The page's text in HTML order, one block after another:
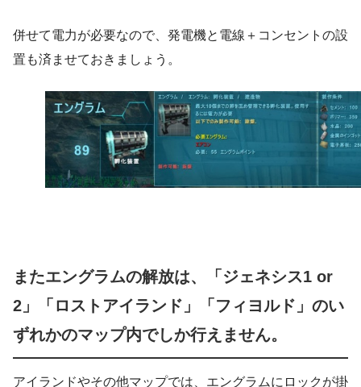
併せて電力が必要なので、発電機と電線＋コンセントの設
置も済ませておきましょう。
またエングラムの解放は、「ジェネシス1 or
2」「ロストアイランド」「フィヨルド」のい
ずれかのマップ内でしか行えません。
アイランドやその他マップでは、エングラムにロックが掛